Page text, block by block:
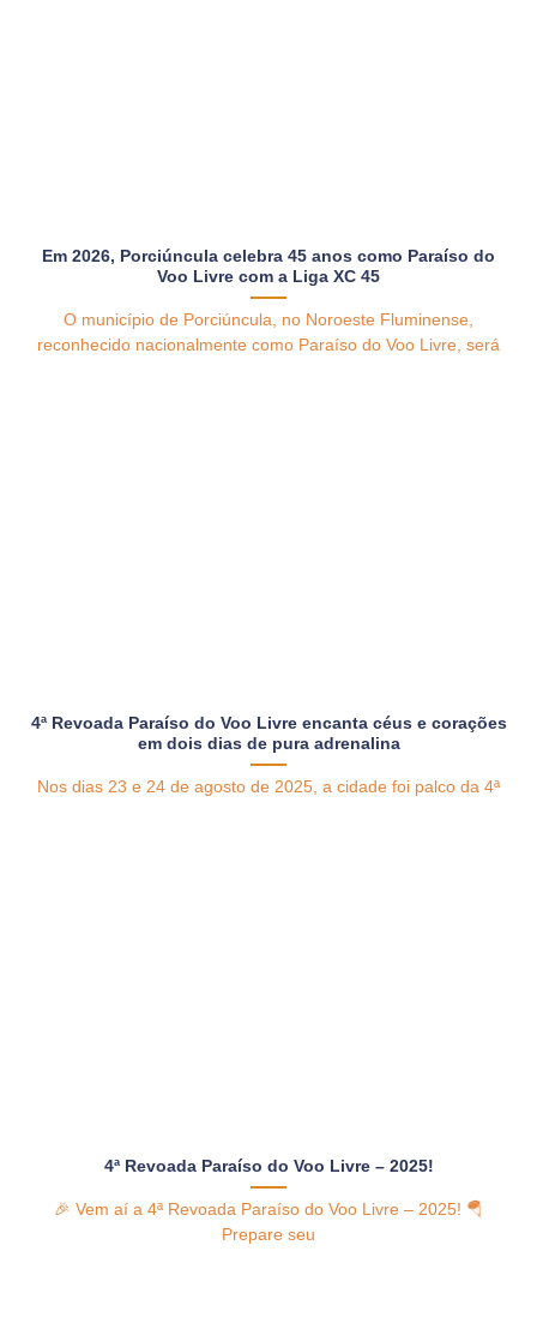
Em 2026, Porciúncula celebra 45 anos como Paraíso do
Voo Livre com a Liga XC 45
O município de Porciúncula, no Noroeste Fluminense,
reconhecido nacionalmente como Paraíso do Voo Livre, será
4ª Revoada Paraíso do Voo Livre encanta céus e corações
em dois dias de pura adrenalina
Nos dias 23 e 24 de agosto de 2025, a cidade foi palco da 4ª
4ª Revoada Paraíso do Voo Livre – 2025!
🎉 Vem aí a 4ª Revoada Paraíso do Voo Livre – 2025! 🪂
Prepare seu